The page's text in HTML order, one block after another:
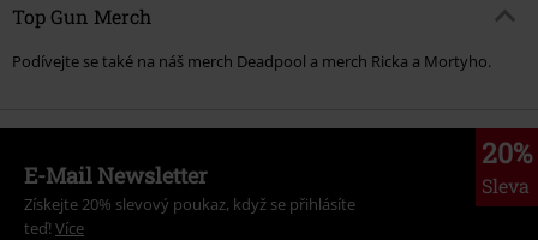
Top Gun Merch
Podívejte se také na náš merch Deadpool a merch Ricka a Mortyho.
20%
Sleva
E-Mail Newsletter
Získejte 20% slevový poukaz, když se přihlásíte
teď! Více